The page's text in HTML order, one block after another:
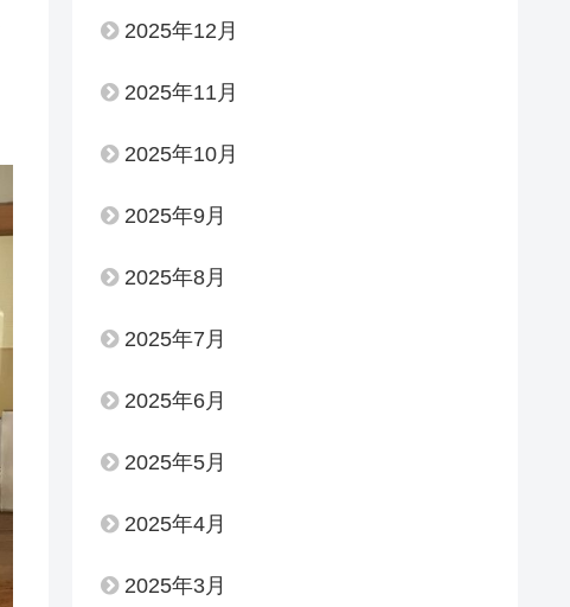
2025年12月
2025年11月
2025年10月
2025年9月
2025年8月
2025年7月
2025年6月
2025年5月
2025年4月
2025年3月